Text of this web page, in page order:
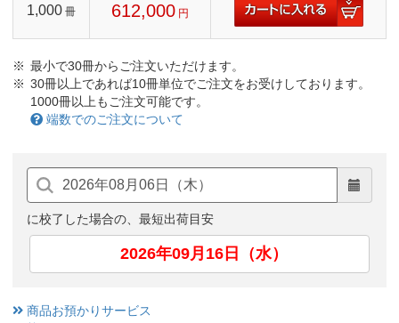
1,000 冊 612,000 円
最小で30冊からご注文いただけます。
30冊以上であれば10冊単位でご注文をお受けしております。
1000冊以上もご注文可能です。
端数でのご注文について
に校了した場合の、最短出荷目安
2026年09月16日（水）
商品お預かりサービス